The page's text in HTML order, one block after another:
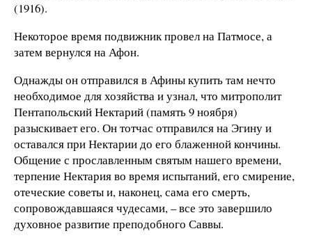
(1916).
Некоторое время подвижник провел на Патмосе, а
затем вернулся на Афон.
Однажды он отправился в Афины купить там нечто
необходимое для хозяйства и узнал, что митрополит
Пентапольский Нектарий (память 9 ноября)
разыскивает его. Он тотчас отправился на Эгину и
оставался при Нектарии до его блаженной кончины.
Общение с прославленным святым нашего времени,
терпение Нектария во время испытаний, его смирение,
отеческие советы и, наконец, сама его смерть,
сопровождавшаяся чудесами, – все это завершило
духовное развитие преподобного Саввы.